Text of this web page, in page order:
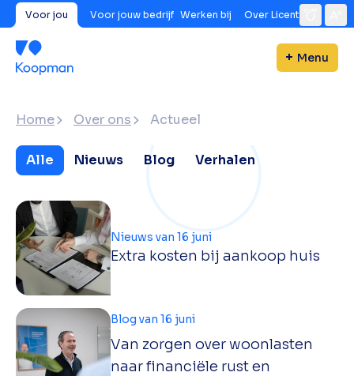
Voor jou Voor jouw bedrijf Werken bij Over Licent
Menu
Home Over ons Actueel
Alle Nieuws Blog Verhalen
Extra kosten bij aankoop huis
Nieuws van 16 juni
Van zorgen over woonlasten
naar financiële rust en
Blog van 16 juni